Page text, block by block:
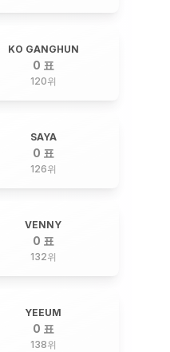
KO GANGHUN
0 표
120위
SAYA
0 표
126위
VENNY
0 표
132위
YEEUM
0 표
138위